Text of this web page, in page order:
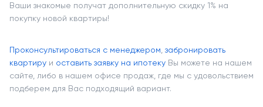
Ваши знакомые получат дополнительную скидку 1% на
покупку новой квартиры!
Проконсультироваться с менеджером забронировать
квартиру и оставить заявку на ипотеку Вы можете на нашем
сайте, либо в нашем офисе продаж, где мы с удовольствием
подберем для Вас подходящий вариант.